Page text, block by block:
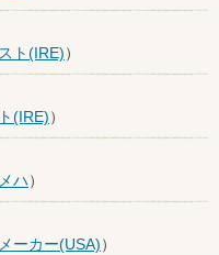
ト(IRE)）
(IRE)）
ハ）
ーカー(USA)）